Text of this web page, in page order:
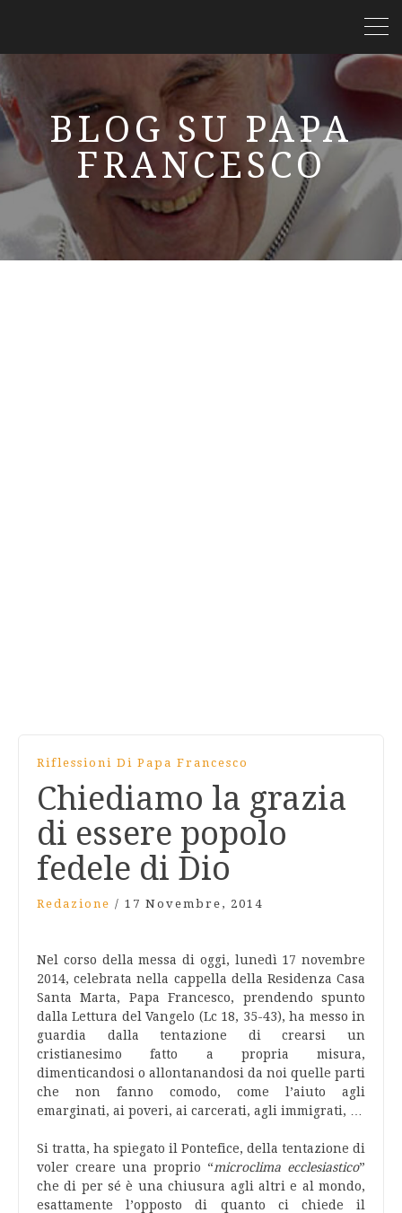
BLOG SU PAPA
FRANCESCO
Riflessioni Di Papa Francesco
Chiediamo la grazia
di essere popolo
fedele di Dio
Redazione / 17 Novembre, 2014
Nel corso della messa di oggi, lunedì 17 novembre
2014, celebrata nella cappella della Residenza Casa
Santa Marta, Papa Francesco, prendendo spunto
dalla Lettura del Vangelo (Lc 18, 35-43), ha messo in
guardia dalla tentazione di crearsi un
cristianesimo fatto a propria misura,
dimenticandosi o allontanandosi da noi quelle parti
che non fanno comodo, come l’aiuto agli
emarginati, ai poveri, ai carcerati, agli immigrati, …
Si tratta, ha spiegato il Pontefice, della tentazione di
voler creare una proprio “microclima ecclesiastico”
che di per sé è una chiusura agli altri e al mondo,
esattamente l’opposto di quanto ci chiede il